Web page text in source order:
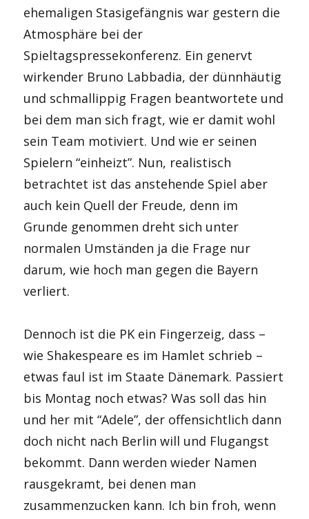
ehemaligen Stasigefängnis war gestern die
Atmosphäre bei der
Spieltagspressekonferenz. Ein genervt
wirkender Bruno Labbadia, der dünnhäutig
und schmallippig Fragen beantwortete und
bei dem man sich fragt, wie er damit wohl
sein Team motiviert. Und wie er seinen
Spielern “einheizt”. Nun, realistisch
betrachtet ist das anstehende Spiel aber
auch kein Quell der Freude, denn im
Grunde genommen dreht sich unter
normalen Umständen ja die Frage nur
darum, wie hoch man gegen die Bayern
verliert.
Dennoch ist die PK ein Fingerzeig, dass –
wie Shakespeare es im Hamlet schrieb –
etwas faul ist im Staate Dänemark. Passiert
bis Montag noch etwas? Was soll das hin
und her mit “Adele”, der offensichtlich dann
doch nicht nach Berlin will und Flugangst
bekommt. Dann werden wieder Namen
rausgekramt, bei denen man
zusammenzucken kann. Ich bin froh, wenn